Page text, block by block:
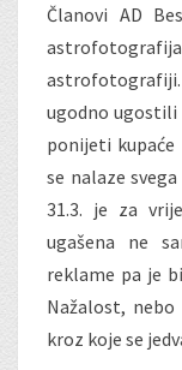
Članovi AD
astrofotografiji.
ugodno
ponijeti
se nalaze
31.3. je za
ugašena ne
reklame pa je
Nažalost,
kroz koje se